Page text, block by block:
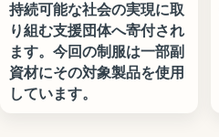
持続可能な社会の実現に取
り組む支援団体へ寄付され
ます。今回の制服は一部副
資材にその対象製品を使用
しています。